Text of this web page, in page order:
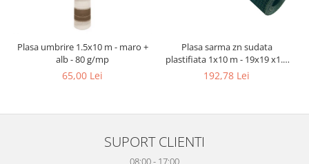
Plasa umbrire 1.5x10 m - maro +
alb - 80 g/mp
65,00 Lei
Plasa sarma zn sudata
plastifiata 1x10 m - 19x19 x1.4
mm
192,78 Lei
SUPORT CLIENTI
08:00 - 17:00